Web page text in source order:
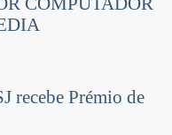
recebe Prémio de